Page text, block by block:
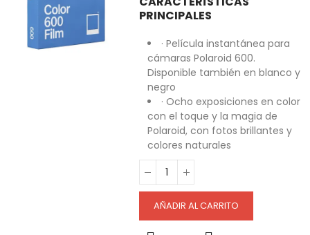
PRINCIPALES
· Película instantánea para
cámaras Polaroid 600.
Disponible también en blanco y
negro
· Ocho exposiciones en color
con el toque y la magia de
Polaroid, con fotos brillantes y
colores naturales
AÑADIR AL CARRITO